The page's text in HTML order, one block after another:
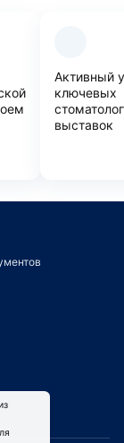
Активный
ключевых
выставок